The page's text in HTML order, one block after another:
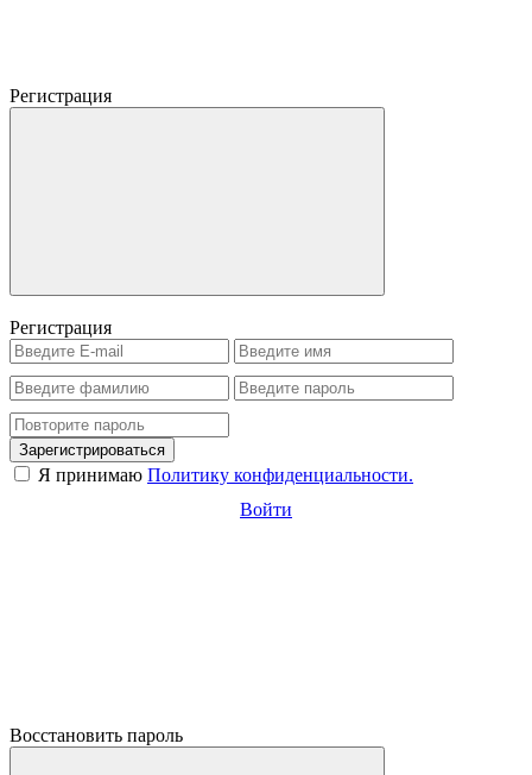
Регистрация
Регистрация
Зарегистрироваться
Я принимаю Политику конфиденциальности.
Войти
Восстановить пароль